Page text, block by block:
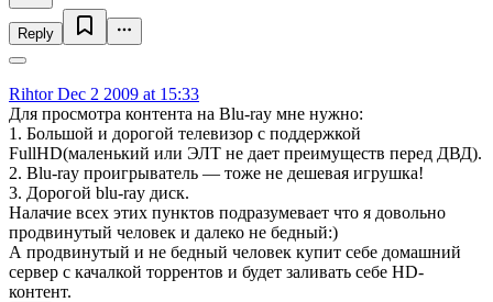
Reply
RihtorDec 2 2009 at 15:33
Для просмотра контента на Blu-ray мне нужно:
1. Большой и дорогой телевизор с поддержкой
FullHD(маленький или ЭЛТ не дает преимуществ перед ДВД).
2. Blu-ray проигрыватель — тоже не дешевая игрушка!
3. Дорогой blu-ray диск.
Налачие всех этих пунктов подразумевает что я довольно
продвинутый человек и далеко не бедный:)
А продвинутый и не бедный человек купит себе домашний
сервер с качалкой торрентов и будет заливать себе HD-
контент.